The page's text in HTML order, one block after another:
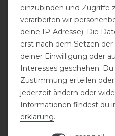
Pikeur Kjana Mesh
statt 249,95 €
199,96 € *
einzubinden und Zugriffe
verarbeiten wir
deine IP-Adresse). Die
erst nach dem Setzen
deiner Einwilligung oder
Interesses geschehen.
Zustimmung erteilen
jederzeit ändern oder
Informationen findest du
erklärung.